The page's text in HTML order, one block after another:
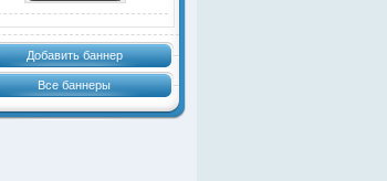
Добавить баннер
Все баннеры